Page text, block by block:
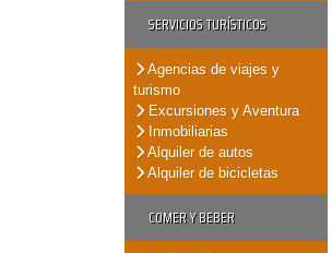
SERVICIOS TURÍSTICOS
Agencias de viajes y
turismo
Excursiones y Aventura
Inmobiliarias
Alquiler de autos
Alquiler de bicicletas
COMER Y BEBER